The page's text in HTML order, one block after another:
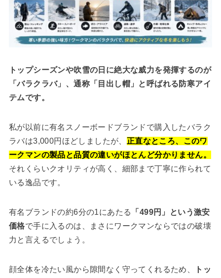
トップシーズンや吹雪の日に絶大な威力を発揮するのが
「バラクラバ」、通称「目出し帽」と呼ばれる防寒アイ
テムです。
私が以前に有名スノーボードブランドで購入したバラク
ラバは3,000円ほどしましたが、 正直なところ、このワ
ークマンの製品と品質の違いがほとんど分かりません。
それくらいクオリティが高く、細部まで丁寧に作られて
いる逸品です。
有名ブランドの約6分の1にあたる
「499円」という激安
価格で手に入るのは、まさにワークマンならではの破壊
力と言えるでしょう。
顔全体を冷たい風から隙間なく守ってくれるため、
トッ